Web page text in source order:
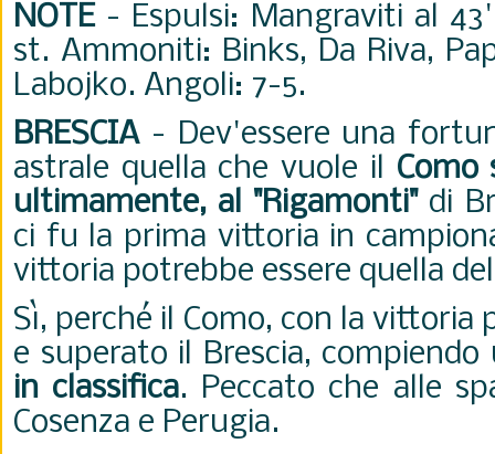
NOTE - Espulsi: Mangraviti al
st. Ammoniti: Binks, Da Riva,
Labojko. Angoli: 7-5.
BRESCIA- Dev'essere una
astrale quella che vuole il Como
ultimamente, al "Rigamonti"di
ci fu la prima vittoria in
vittoria potrebbe essere quella
Sì, perché il Como, con la vittoria
e superato il Brescia,
in classifica. Peccato che alle
Cosenza e Perugia.